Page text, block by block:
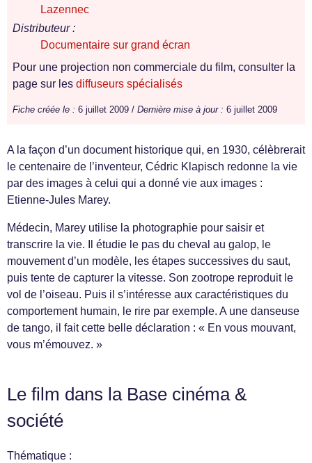
Lazennec
Distributeur :
Documentaire sur grand écran
Pour une projection non commerciale du film, consulter la
page sur les diffuseurs spécialisés
Fiche créée le : 6 juillet 2009 / Dernière mise à jour : 6 juillet 2009
A la façon d’un document historique qui, en 1930, célèbrerait
le centenaire de l’inventeur, Cédric Klapisch redonne la vie
par des images à celui qui a donné vie aux images :
Etienne-Jules Marey.
Médecin, Marey utilise la photographie pour saisir et
transcrire la vie. Il étudie le pas du cheval au galop, le
mouvement d’un modèle, les étapes successives du saut,
puis tente de capturer la vitesse. Son zootrope reproduit le
vol de l’oiseau. Puis il s’intéresse aux caractéristiques du
comportement humain, le rire par exemple. A une danseuse
de tango, il fait cette belle déclaration : « En vous mouvant,
vous m’émouvez. »
Le film dans la Base cinéma &
société
Thématique :